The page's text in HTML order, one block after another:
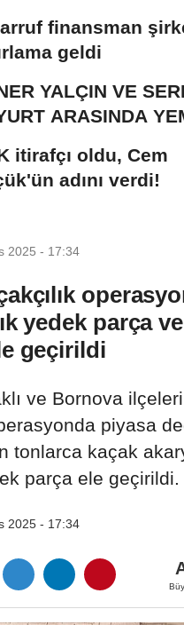
finansman
geldi
YALÇIN VE
ARASINDA
itirafçı oldu, Cem
adını verdi!
2025 - 17:34
yedek parça ve
geçirildi
ve Bornova
piyasa
tonlarca kaçak
parça ele geçirildi.
2025 - 17:34